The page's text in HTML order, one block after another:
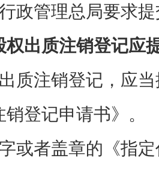
政管理总局要求
权出质注销登记应
质注销登记，应
销登记申请书》。
或者盖章的《指